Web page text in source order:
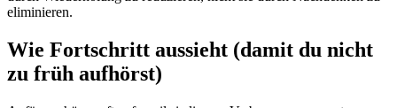
eliminieren.
Wie Fortschritt aussieht (damit du nicht
zu früh aufhörst)